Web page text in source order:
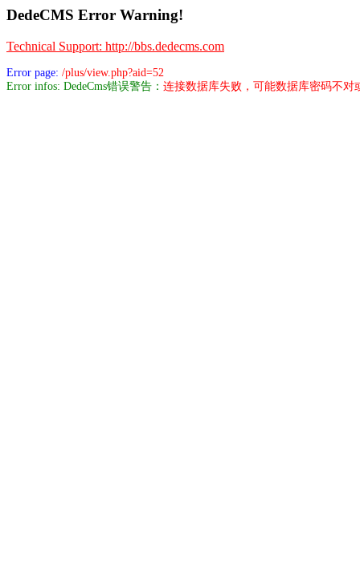
DedeCMS Error Warning!
Technical Support: http://bbs.dedecms.com
Error page: /plus/view.php?aid=52
Error infos: DedeCms错误警告： 连接数据库失败，可能数据库密码不对